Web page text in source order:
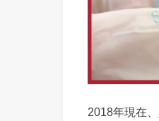
2018年現在、